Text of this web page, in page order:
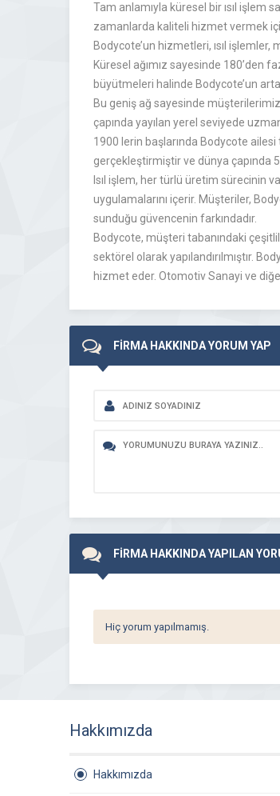
Tam anlamıyla küresel bir ısıl işlem
zamanlarda kaliteli hizmet vermek
Bodycote’un hizmetleri, ısıl
Küresel ağımız sayesinde
büyütmeleri halinde Bodycote’un
Bu geniş ağ sayesinde
çapında yayılan yerel seviyede
1900 lerin başlarında Bodycote ailesi
gerçekleştirmiştir ve dünya çapında
Isıl işlem, her türlü üretim sürecinin
uygulamalarını içerir. Müşteriler,
sunduğu güvencenin farkındadır.
Bodycote, müşteri tabanındaki
sektörel olarak yapılandırılmıştır.
hizmet eder. Otomotiv Sanayi ve
FİRMA HAKKINDA YORUM YAP
FİRMA HAKKINDA YAPILAN
Hiç yorum yapılmamış.
Hakkımızda
Hakkımızda